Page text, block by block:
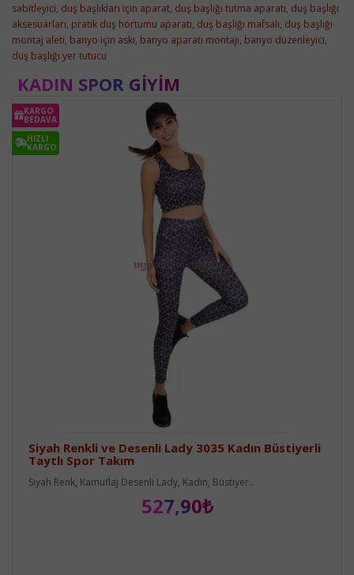
sabitleyici, duş başlıkları için aparat, duş başlığı tutma aparatı, duş başlığı
aksesuarları, pratik duş hortumu aparatı, duş başlığı mafsalı, duş başlığı
montaj aleti, banyo için askı, banyo aparatı montajı, banyo düzenleyici,
duş başlığı yer tutucu
KADIN SPOR GIYIM
KARGO
BEDAVA
HIZLI
KARGO
Siyah Renkli ve Desenli Lady 3035 Kadın Büstiyerli
Taytlı Spor Takım
Siyah Renk, Kamuflaj Desenli Lady, Kadın, Büstiyer..
527,90₺